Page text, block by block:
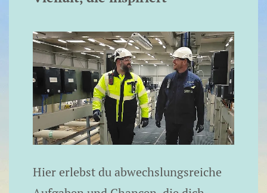
Hier erlebst du abwechslungsreiche